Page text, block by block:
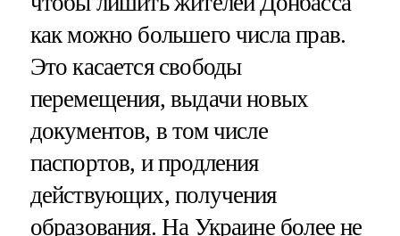
как можно большего числа прав.
Это касается свободы
перемещения, выдачи новых
документов, в том числе
паспортов, и продления
действующих, получения
образования. На Украине более не